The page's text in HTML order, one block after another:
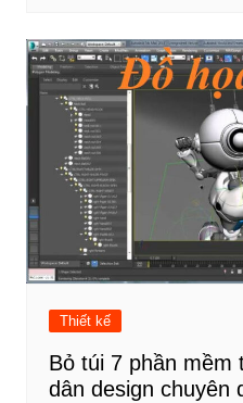
Thiết kế
Bỏ túi 7 phần mềm
dân design chuyên